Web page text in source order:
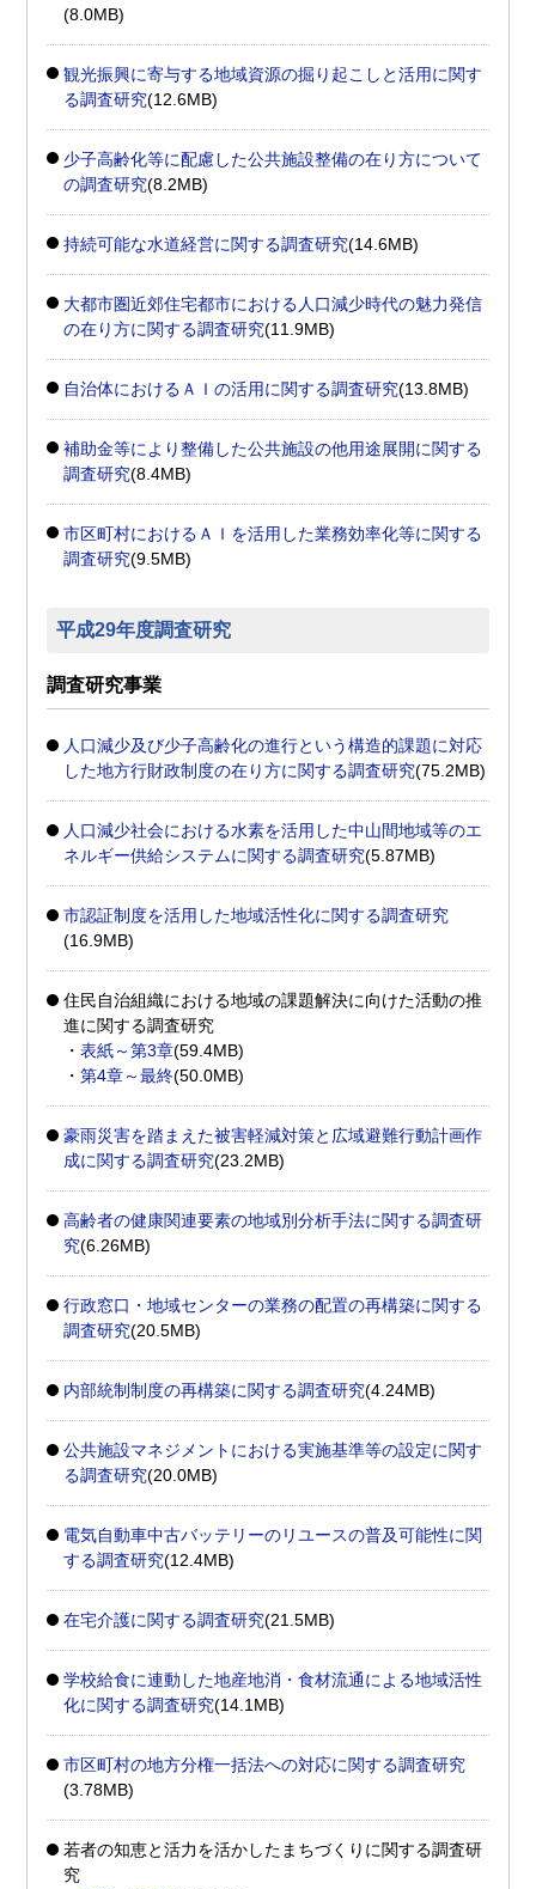
(8.0MB)
観光振興に寄与する地域資源の掘り起こしと活用に関す
る調査研究(12.6MB)
少子高齢化等に配慮した公共施設整備の在り方について
の調査研究(8.2MB)
持続可能な水道経営に関する調査研究(14.6MB)
大都市圏近郊住宅都市における人口減少時代の魅力発信
の在り方に関する調査研究(11.9MB)
自治体におけるＡＩの活用に関する調査研究(13.8MB)
補助金等により整備した公共施設の他用途展開に関する
調査研究(8.4MB)
市区町村におけるＡＩを活用した業務効率化等に関する
調査研究(9.5MB)
平成29年度調査研究
調査研究事業
人口減少及び少子高齢化の進行という構造的課題に対応
した地方行財政制度の在り方に関する調査研究(75.2MB)
人口減少社会における水素を活用した中山間地域等のエ
ネルギー供給システムに関する調査研究(5.87MB)
市認証制度を活用した地域活性化に関する調査研究
(16.9MB)
住民自治組織における地域の課題解決に向けた活動の推
進に関する調査研究
・表紙～第3章(59.4MB)
・第4章～最終(50.0MB)
豪雨災害を踏まえた被害軽減対策と広域避難行動計画作
成に関する調査研究(23.2MB)
高齢者の健康関連要素の地域別分析手法に関する調査研
究(6.26MB)
行政窓口・地域センターの業務の配置の再構築に関する
調査研究(20.5MB)
内部統制制度の再構築に関する調査研究(4.24MB)
公共施設マネジメントにおける実施基準等の設定に関す
る調査研究(20.0MB)
電気自動車中古バッテリーのリユースの普及可能性に関
する調査研究(12.4MB)
在宅介護に関する調査研究(21.5MB)
学校給食に連動した地産地消・食材流通による地域活性
化に関する調査研究(14.1MB)
市区町村の地方分権一括法への対応に関する調査研究
(3.78MB)
若者の知恵と活力を活かしたまちづくりに関する調査研
究